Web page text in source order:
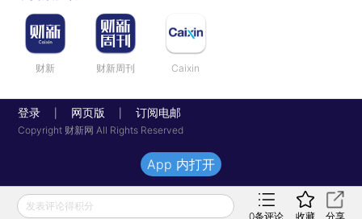
财新 财新周刊 Caixin
登录 网页版 订阅电邮
Copyright 财新网 All Rights Reserved
发表评论得积分
0条评论 收藏 分享
App 内打开